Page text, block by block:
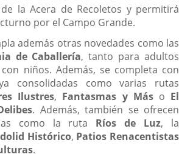
la Acera de Recoletos y permitirá
por el Campo Grande.
además otras novedades como las
de Caballería, tanto para adultos
niños. Además, se completa con
consolidadas como varias rutas
Ilustres, Fantasmas y Máso El
. Además, también se ofrecen
como la ruta Ríos de Luz, la
Histórico, Patios Renacentistas
.